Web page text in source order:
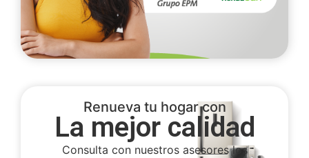
Renueva tu hogar con
La mejor calidad
Consulta con nuestros asesores los